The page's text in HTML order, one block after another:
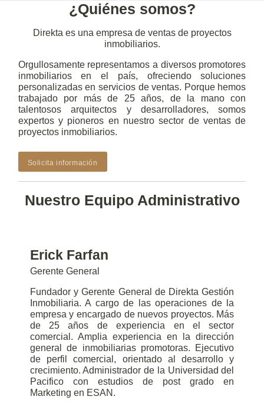
¿Quiénes somos?
Direkta es una empresa de ventas de proyectos
inmobiliarios.
Orgullosamente representamos a diversos promotores
inmobiliarios en el país, ofreciendo soluciones
personalizadas en servicios de ventas. Porque hemos
trabajado por más de 25 años, de la mano con
talentosos arquitectos y desarrolladores, somos
expertos y pioneros en nuestro sector de ventas de
proyectos inmobiliarios.
Solicita información
Nuestro Equipo Administrativo
Erick Farfan
Gerente General
Fundador y Gerente General de Direkta Gestión
Inmobiliaria. A cargo de las operaciones de la
empresa y encargado de nuevos proyectos. Más
de 25 años de experiencia en el sector
comercial. Amplia experiencia en la dirección
general de inmobiliarias promotoras. Ejecutivo
de perfil comercial, orientado al desarrollo y
crecimiento. Administrador de la Universidad del
Pacifico con estudios de post grado en
Marketing en ESAN.